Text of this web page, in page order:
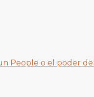
People o el poder